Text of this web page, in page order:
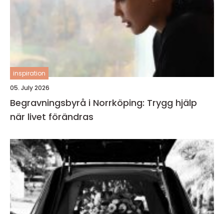
inspiration
05. July 2026
Begravningsbyrå i Norrköping: Trygg hjälp
när livet förändras